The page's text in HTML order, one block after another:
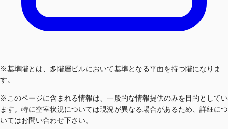
※基準階とは、多階層ビルにおいて基準となる平面を持つ階になりま
す。
※このページに含まれる情報は、一般的な情報提供のみを目的としてい
ます。特に空室状況については現況が異なる場合があるため、詳細につ
いてはお問い合わせ下さい。